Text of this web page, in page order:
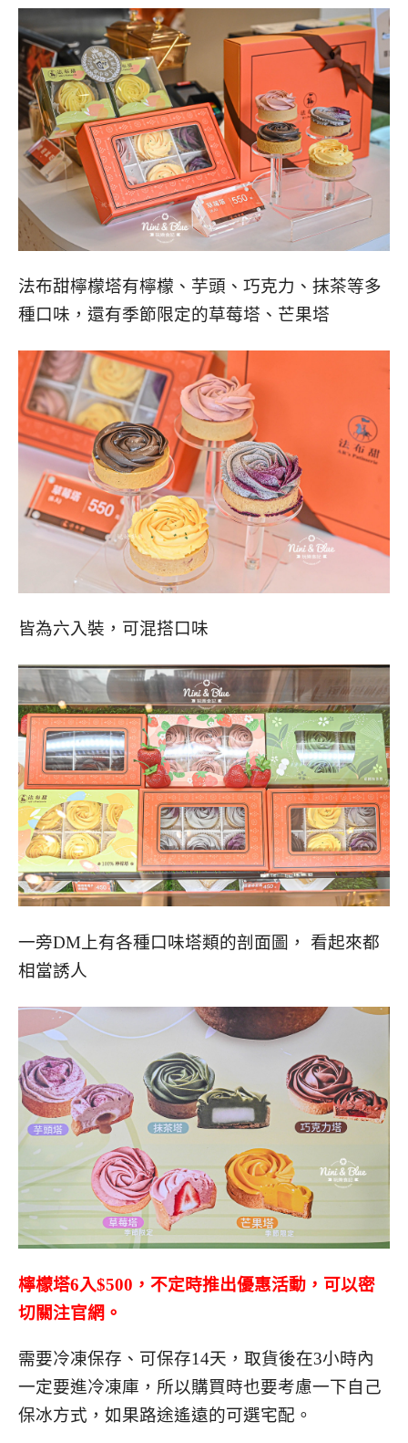
法布甜檸檬塔有檸檬、芋頭、巧克力、抹茶等多
種口味，還有季節限定的草莓塔、芒果塔
皆為六入裝，可混搭口味
一旁DM上有各種口味塔類的剖面圖， 看起來都
相當誘人
檸檬塔6入$500，不定時推出優惠活動，可以密
切關注官網。
需要冷凍保存、可保存14天，取貨後在3小時內
一定要進冷凍庫，所以購買時也要考慮一下自己
保冰方式，如果路途遙遠的可選宅配。